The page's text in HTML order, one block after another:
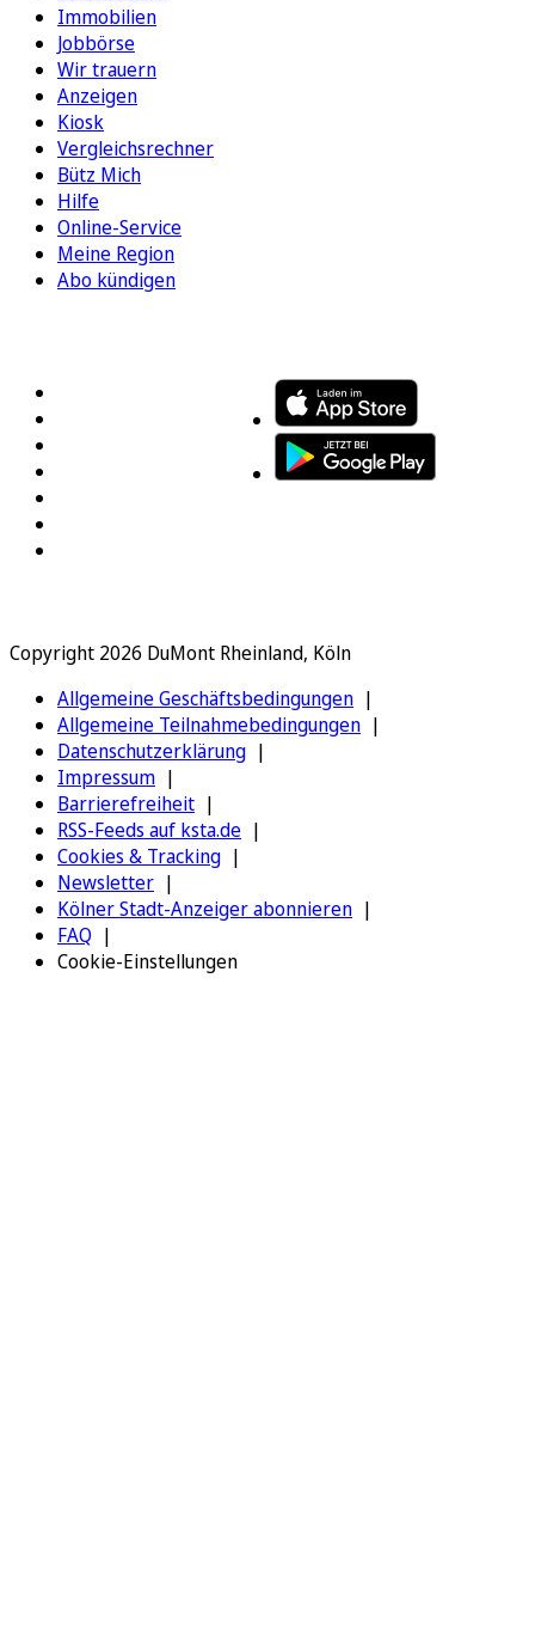
Immobilien
Jobbörse
Wir trauern
Anzeigen
Kiosk
Vergleichsrechner
Bütz Mich
Hilfe
Online-Service
Meine Region
Abo kündigen
Copyright 2026 DuMont Rheinland, Köln
Allgemeine Geschäftsbedingungen
Allgemeine Teilnahmebedingungen
Datenschutzerklärung
Impressum
Barrierefreiheit
RSS-Feeds auf ksta.de
Cookies & Tracking
Newsletter
Kölner Stadt-Anzeiger abonnieren
FAQ
Cookie-Einstellungen